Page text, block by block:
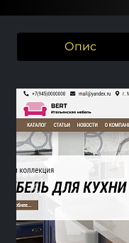
Опис
Previous